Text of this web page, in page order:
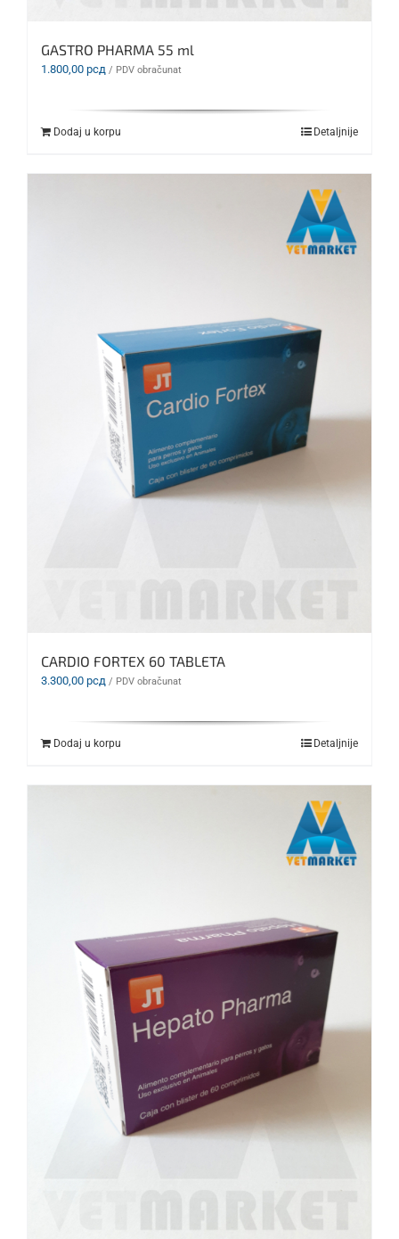
GASTRO PHARMA 55 ml
1.800,00 рсд / PDV obračunat
Dodaj u korpu Detaljnije
CARDIO FORTEX 60 TABLETA
3.300,00 рсд / PDV obračunat
Dodaj u korpu Detaljnije